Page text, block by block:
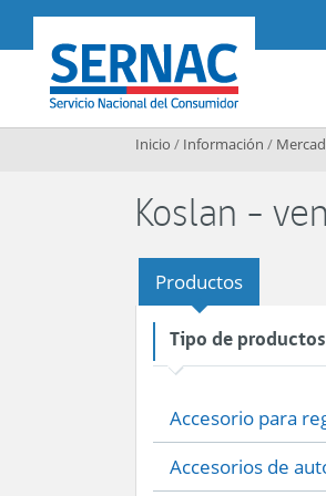
SERNAC
Inicio / Información /
Koslan -
Productos
Tipo de productos
Accesorio para
Accesorios de